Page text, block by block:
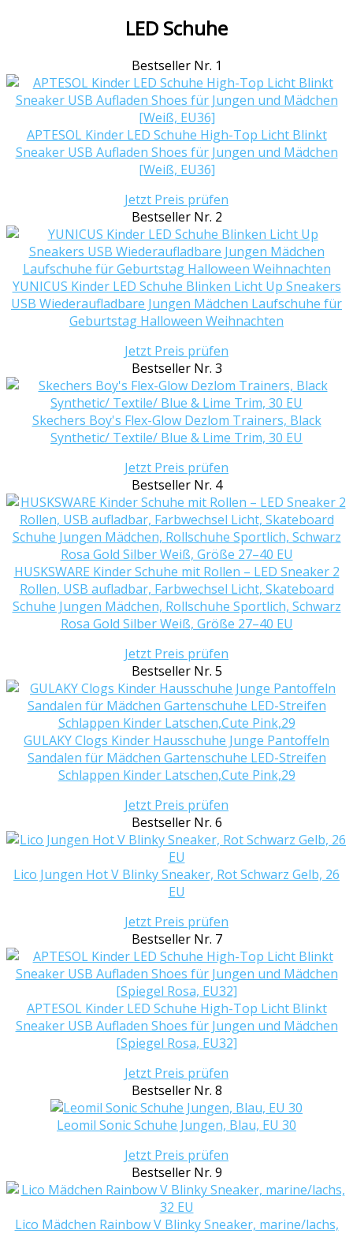
LED Schuhe
Bestseller Nr. 1
APTESOL Kinder LED Schuhe High-Top Licht Blinkt
Sneaker USB Aufladen Shoes für Jungen und Mädchen
[Weiß, EU36]
Jetzt Preis prüfen
Bestseller Nr. 2
YUNICUS Kinder LED Schuhe Blinken Licht Up Sneakers
USB Wiederaufladbare Jungen Mädchen Laufschuhe für
Geburtstag Halloween Weihnachten
Jetzt Preis prüfen
Bestseller Nr. 3
Skechers Boy's Flex-Glow Dezlom Trainers, Black
Synthetic/ Textile/ Blue & Lime Trim, 30 EU
Jetzt Preis prüfen
Bestseller Nr. 4
HUSKSWARE Kinder Schuhe mit Rollen – LED Sneaker 2
Rollen, USB aufladbar, Farbwechsel Licht, Skateboard
Schuhe Jungen Mädchen, Rollschuhe Sportlich, Schwarz
Rosa Gold Silber Weiß, Größe 27–40 EU
Jetzt Preis prüfen
Bestseller Nr. 5
GULAKY Clogs Kinder Hausschuhe Junge Pantoffeln
Sandalen für Mädchen Gartenschuhe LED-Streifen
Schlappen Kinder Latschen,Cute Pink,29
Jetzt Preis prüfen
Bestseller Nr. 6
Lico Jungen Hot V Blinky Sneaker, Rot Schwarz Gelb, 26
EU
Jetzt Preis prüfen
Bestseller Nr. 7
APTESOL Kinder LED Schuhe High-Top Licht Blinkt
Sneaker USB Aufladen Shoes für Jungen und Mädchen
[Spiegel Rosa, EU32]
Jetzt Preis prüfen
Bestseller Nr. 8
Leomil Sonic Schuhe Jungen, Blau, EU 30
Jetzt Preis prüfen
Bestseller Nr. 9
Lico Mädchen Rainbow V Blinky Sneaker, marine/lachs,